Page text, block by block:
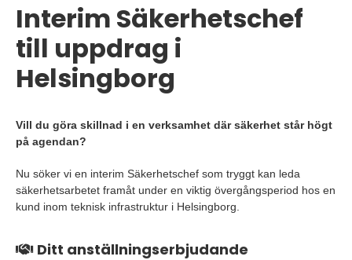
Interim Säkerhetschef
till uppdrag i
Helsingborg
Vill du göra skillnad i en verksamhet där säkerhet står högt
på agendan?
Nu söker vi en interim Säkerhetschef som tryggt kan leda
säkerhetsarbetet framåt under en viktig övergångsperiod hos en
kund inom teknisk infrastruktur i Helsingborg.
Ditt anställningserbjudande